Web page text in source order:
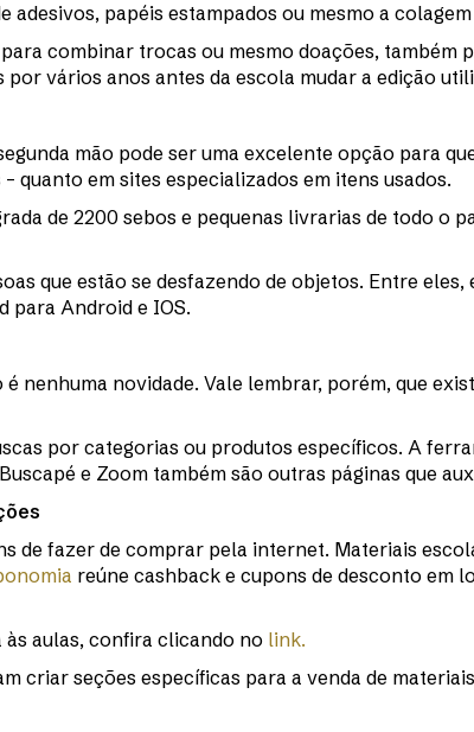
papéis estampados ou mesmo a
combinar trocas ou mesmo doações, também
vários anos antes da escola mudar a edição
mão pode ser uma excelente opção para
quanto em sites especializados em itens usados.
de 2200 sebos e pequenas livrarias de todo o
que estão se desfazendo de objetos. Entre
para Android e IOS.
nenhuma novidade. Vale lembrar, porém, que
por categorias ou produtos específicos. A
e Zoom também são outras páginas que
de fazer de comprar pela internet. Materiais
reúne cashback e cupons de desconto em
aulas, confira clicando no link.
criar seções específicas para a venda de